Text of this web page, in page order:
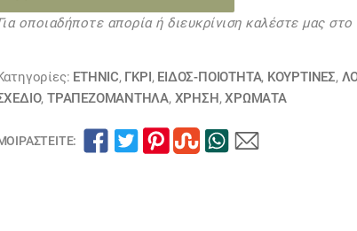
λευκό
λαχούρι
ποσότητα
οποιαδήποτε απορία ή διευκρίνιση καλέστε μας στο
ETHNIC, ΓΚΡΙ, ΕΙΔΟΣ-ΠΟΙΟΤΗΤΑ, ΚΟΥΡΤΊΝΕΣ,
, ΤΡΑΠΕΖΟΜΆΝΤΗΛΑ, ΧΡΗΣΗ,ΧΡΏΜΑΤΑ